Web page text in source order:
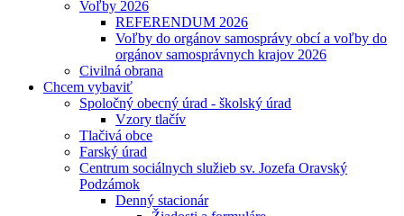
Voľby 2026
REFERENDUM 2026
Voľby do orgánov samosprávy obcí a voľby do
orgánov samosprávnych krajov 2026
Civilná obrana
Chcem vybaviť
Spoločný obecný úrad - školský úrad
Vzory tlačív
Tlačivá obce
Farský úrad
Centrum sociálnych služieb sv. Jozefa Oravský
Podzámok
Denný stacionár